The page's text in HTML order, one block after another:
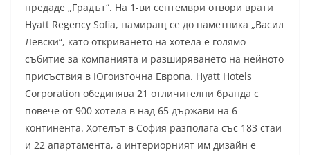
предаде „Градът“. На 1-ви септември отвори врати
Hyatt Regency Sofia, намиращ се до паметника „Васил
Левски“, като откриването на хотела е голямо
събитие за компанията и разширяването на нейното
присъствия в Югоизточна Европа. Hyatt Hotels
Corporation обединява 21 отличителни бранда с
повече от 900 хотела в над 65 държави на 6
континента. Хотелът в София разполага със 183 стаи
и 22 апартамента, а интериорният им дизайн е